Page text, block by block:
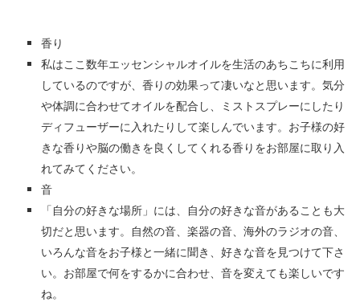
香り
私はここ数年エッセンシャルオイルを生活のあちこちに利用
しているのですが、香りの効果って凄いなと思います。気分
や体調に合わせてオイルを配合し、ミストスプレーにしたり
ディフューザーに入れたりして楽しんでいます。お子様の好
きな香りや脳の働きを良くしてくれる香りをお部屋に取り入
れてみてください。
音
「自分の好きな場所」には、自分の好きな音があることも大
切だと思います。自然の音、楽器の音、海外のラジオの音、
いろんな音をお子様と一緒に聞き、好きな音を見つけて下さ
い。お部屋で何をするかに合わせ、音を変えても楽しいです
ね。